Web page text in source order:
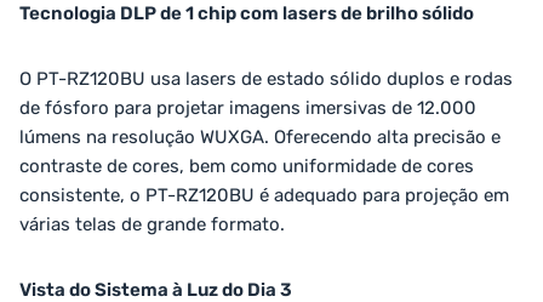
Tecnologia DLP de 1 chip com lasers de brilho sólido
O PT-RZ120BU usa lasers de estado sólido duplos e rodas
de fósforo para projetar imagens imersivas de 12.000
lúmens na resolução WUXGA. Oferecendo alta precisão e
contraste de cores, bem como uniformidade de cores
consistente, o PT-RZ120BU é adequado para projeção em
várias telas de grande formato.
Vista do Sistema à Luz do Dia 3